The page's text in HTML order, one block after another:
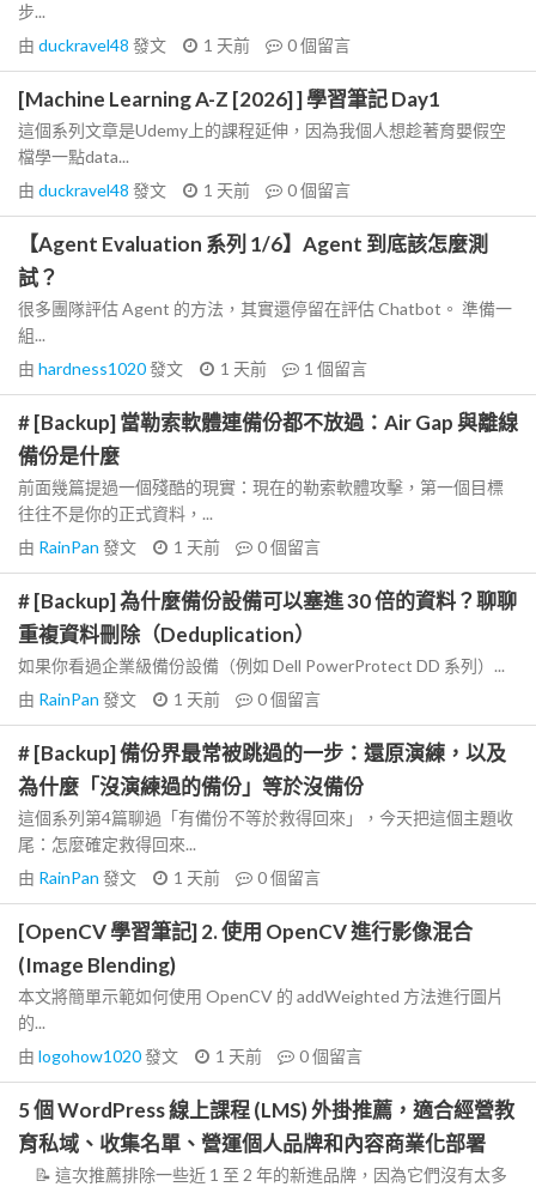
步...
由 duckravel48 發文 1 天前 0個留言
[Machine Learning A-Z [2026] ] 學習筆記 Day1
這個系列文章是Udemy上的課程延伸，因為我個人想趁著育嬰假空
檔學一點data...
由 duckravel48 發文 1 天前 0個留言
【Agent Evaluation 系列 1/6】Agent 到底該怎麼測
試？
很多團隊評估 Agent 的方法，其實還停留在評估 Chatbot。 準備一
組...
由 hardness1020發文 1 天前 1 個留言
# [Backup] 當勒索軟體連備份都不放過：Air Gap 與離線
備份是什麼
前面幾篇提過一個殘酷的現實：現在的勒索軟體攻擊，第一個目標
往往不是你的正式資料，...
由 RainPan 發文 1 天前 0個留言
# [Backup] 為什麼備份設備可以塞進 30 倍的資料？聊聊
重複資料刪除（Deduplication）
如果你看過企業級備份設備（例如 Dell PowerProtect DD 系列）...
由 RainPan 發文 1 天前 0個留言
# [Backup] 備份界最常被跳過的一步：還原演練，以及
為什麼「沒演練過的備份」等於沒備份
這個系列第4篇聊過「有備份不等於救得回來」，今天把這個主題收
尾：怎麼確定救得回來...
由 RainPan 發文 1 天前 0個留言
[OpenCV 學習筆記] 2. 使用 OpenCV 進行影像混合
(Image Blending)
本文將簡單示範如何使用 OpenCV 的 addWeighted 方法進行圖片
的...
由 logohow1020發文 1 天前 0個留言
5 個 WordPress 線上課程 (LMS) 外掛推薦，適合經營教
育私域、收集名單、營運個人品牌和內容商業化部署
📝 這次推薦排除一些近 1 至 2 年的新進品牌，因為它們沒有太多